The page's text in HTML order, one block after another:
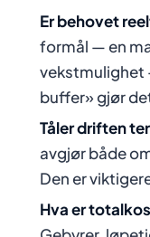
Er behovet
formål — en
vekstmulighet
buffer» gjør
Tåler driften
avgjør både
Den er
Hva er